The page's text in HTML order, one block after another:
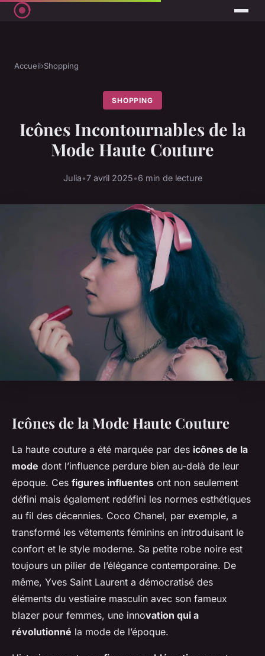
Accueil›Shopping
SHOPPING
Icônes Incontournables de la
Mode Haute Couture
Julia•7 avril 2025•6 min de lecture
Icônes de la Mode Haute Couture
La haute couture a été marquée par des icônes de la
mode dont l’influence perdure bien au-delà de leur
époque. Ces figures influentes ont non seulement
défini mais également redéfini les normes esthétiques
au fil des décennies. Coco Chanel, par exemple, a
transformé les vêtements féminins en introduisant le
confort et le style moderne. Sa petite robe noire est
toujours un pilier de l’élégance contemporaine. De
même, Yves Saint Laurent a démocratisé des
éléments du vestiaire masculin avec son fameux
blazer pour femmes, une innovation qui a
révolutionné la mode de l’époque.